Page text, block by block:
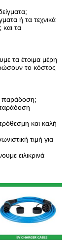
ή τα τεχνικά
τα
τα έτοιμα μέρη
το κόστος
παράδοση;
και καλή
τιμή για
ειλικρινά